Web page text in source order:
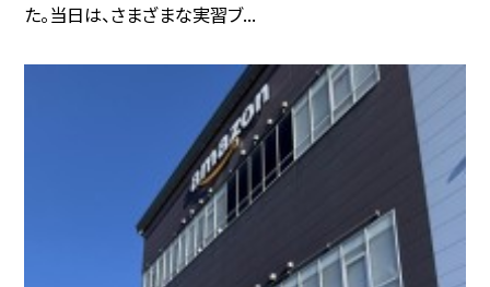
た。当日は、さまざまな実習ブ...